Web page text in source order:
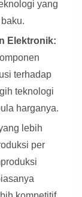
yang
Elektronik:
terhadap
teknologi
harganya.
lebih
per